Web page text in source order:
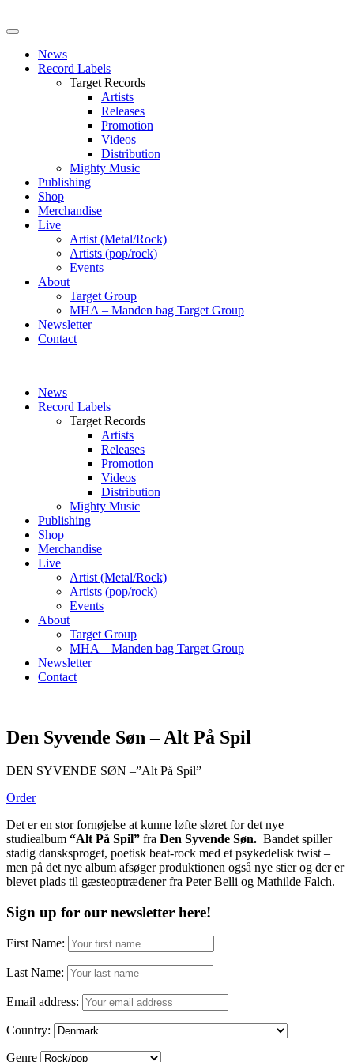
News
Record Labels
Target Records
Artists
Releases
Promotion
Videos
Distribution
Mighty Music
Publishing
Shop
Merchandise
Live
Artist (Metal/Rock)
Artists (pop/rock)
Events
About
Target Group
MHA – Manden bag Target Group
Newsletter
Contact
News
Record Labels
Target Records
Artists
Releases
Promotion
Videos
Distribution
Mighty Music
Publishing
Shop
Merchandise
Live
Artist (Metal/Rock)
Artists (pop/rock)
Events
About
Target Group
MHA – Manden bag Target Group
Newsletter
Contact
Den Syvende Søn – Alt På Spil
DEN SYVENDE SØN –”Alt På Spil”
Order
Det er en stor fornøjelse at kunne løfte sløret for det nye
studiealbum “Alt På Spil” fra Den Syvende Søn. Bandet spiller
stadig dansksproget, poetisk beat-rock med et psykedelisk twist –
men på det nye album afsøger produktionen også nye stier og der er
blevet plads til gæsteoptrædener fra Peter Belli og Mathilde Falch.
Sign up for our newsletter here!
First Name:
Last Name:
Email address:
Country:
Genre